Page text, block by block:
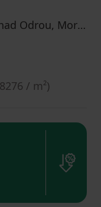
Výškovická, Ostrava - Zábřeh nad Odrou, Moravskoslezský Region
/ m²)